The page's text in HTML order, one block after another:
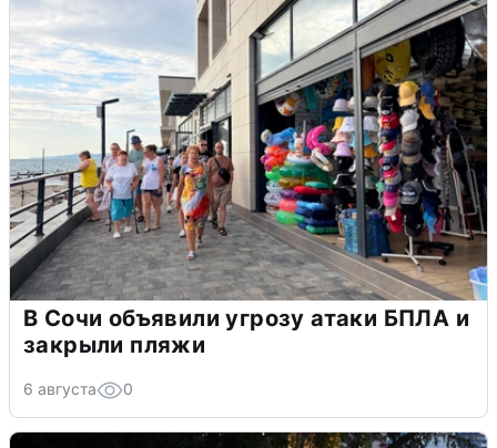
В Сочи объявили угрозу атаки БПЛА и
закрыли пляжи
6 августа 0